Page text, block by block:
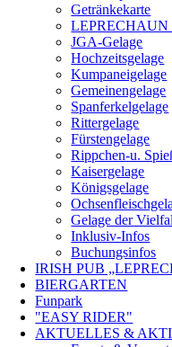
Getränkekarte
LEPRECHAUN
JGA-Gelage
Hochzeitsgelage
Kumpaneigelage
Gemeinengelage
Spanferkelgelage
Rittergelage
Fürstengelage
Rippchen-u.
Kaisergelage
Königsgelage
Gelage der
Inklusiv-Infos
Buchungsinfos
IRISH PUB
BIERGARTEN
Funpark
"EASY RIDER"
AKTUELLES &